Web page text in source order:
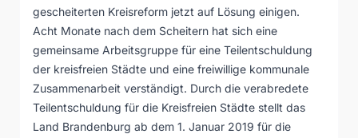
gescheiterten Kreisreform jetzt auf Lösung einigen.
Acht Monate nach dem Scheitern hat sich eine
gemeinsame Arbeitsgruppe für eine Teilentschuldung
der kreisfreien Städte und eine freiwillige kommunale
Zusammenarbeit verständigt. Durch die verabredete
Teilentschuldung für die Kreisfreien Städte stellt das
Land Brandenburg ab dem 1. Januar 2019 für die